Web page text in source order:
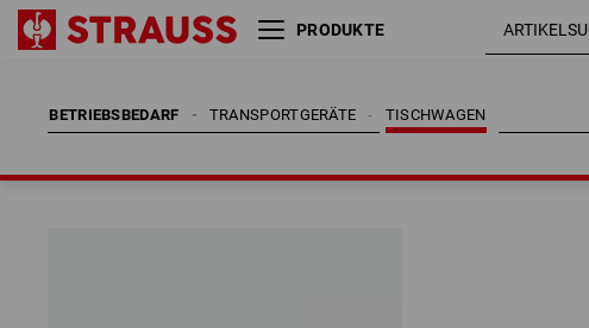
PRODUKTE
BETRIEBSBEDARF TISCHWAGEN
TRANSPORTGERÄTE
BETRIEBSBEDARF TISCHWAGEN
TRANSPORTGERÄTE